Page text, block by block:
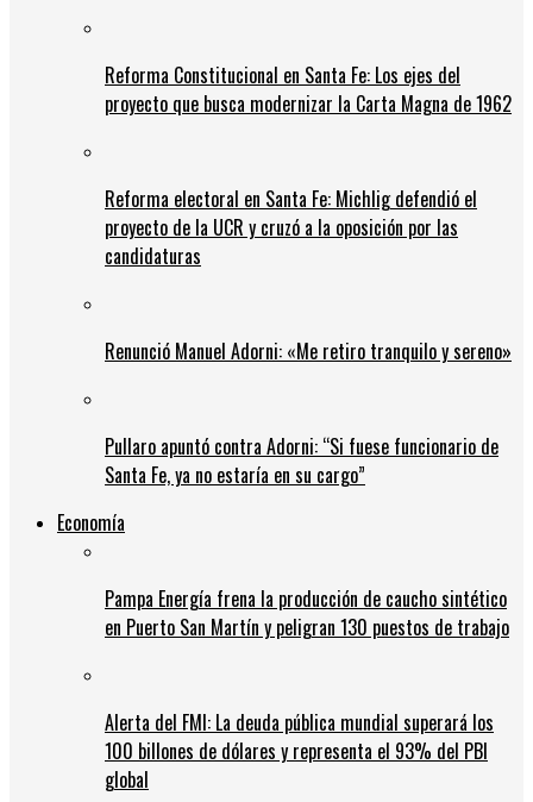
Reforma Constitucional en Santa Fe: Los ejes del
proyecto que busca modernizar la Carta Magna de 1962
Reforma electoral en Santa Fe: Michlig defendió el
proyecto de la UCR y cruzó a la oposición por las
candidaturas
Renunció Manuel Adorni: «Me retiro tranquilo y sereno»
Pullaro apuntó contra Adorni: “Si fuese funcionario de
Santa Fe, ya no estaría en su cargo”
Economía
Pampa Energía frena la producción de caucho sintético
en Puerto San Martín y peligran 130 puestos de trabajo
Alerta del FMI: La deuda pública mundial superará los
100 billones de dólares y representa el 93% del PBI
global